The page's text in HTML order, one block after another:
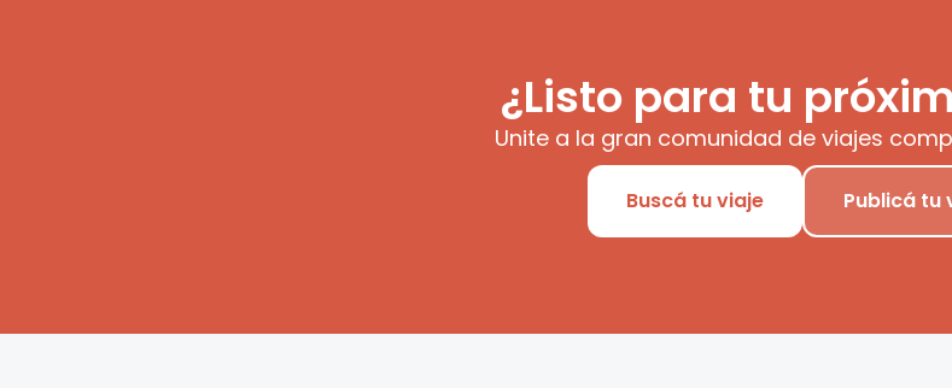
¿Listo para tu
Unite a la gran comunidad de viajes
Buscá tu viaje Publicá tu